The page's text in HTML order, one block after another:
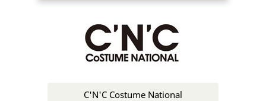
C'N'C Costume National